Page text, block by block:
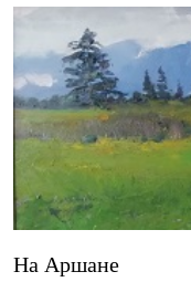
На Аршане